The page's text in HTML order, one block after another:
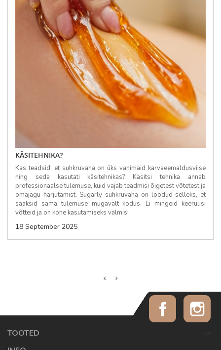
KÄSITEHNIKA?
Kas teadsid, et suhkruvaha on üks vanimaid karvaeemaldusviise
ning seda kasutati käsitehnikas? Käsitsi tehnika annab
professionaalse tulemuse, kuid vajab teadmisi õigetest võtetest ja
omajagu harjutamist. Sugarly suhkruvaha on loodud selleks, et
saaksid sama tulemuse mugavalt kodus. Ei mingeid keerulisi
võtteid ja on kohe kasutamiseks valmis!
18 September 2025
Facebook
TOOTED